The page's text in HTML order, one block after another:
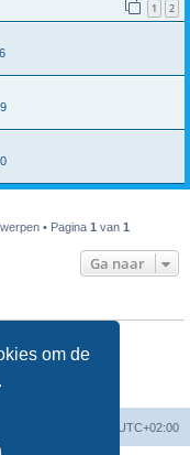
om de
1 2
• Pagina 1 van 1
Ga naar
UTC+02:00